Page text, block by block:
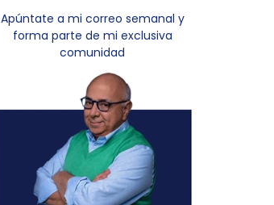
Apúntate a mi correo semanal y
forma parte de mi exclusiva
comunidad